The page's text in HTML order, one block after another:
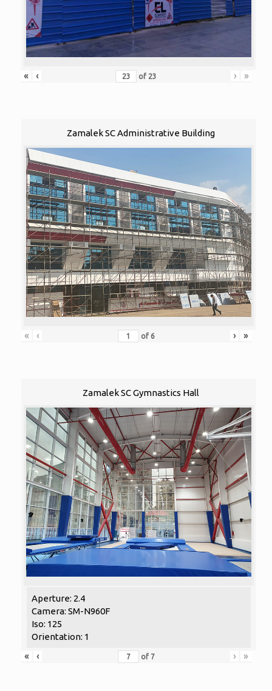
« ‹ of 23 › »
Zamalek SC Administrative Building
« ‹ of 6 › »
Zamalek SC Gymnastics Hall
Aperture: 2.4
Camera: SM-N960F
Iso: 125
Orientation: 1
«
‹ of 7 › »